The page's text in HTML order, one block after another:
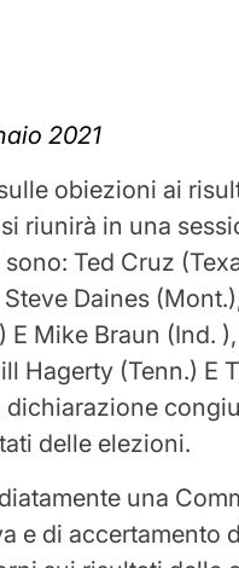
2021
obiezioni ai
riunirà in una
Ted Cruz
Daines
E Mike Braun (Ind.
Hagerty (Tenn.) E
delle elezioni.
una
e di accertamento